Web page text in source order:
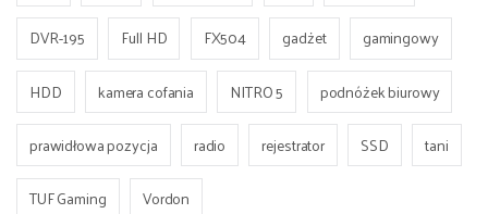
DVR-195
Full HD FX504 gadżet
gamingowy
HDD
kamera cofania NITRO 5
podnóżek biurowy
prawidłowa pozycja
radio rejestrator SSD
tani
TUF Gaming
Vordon